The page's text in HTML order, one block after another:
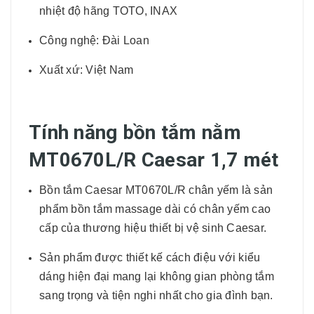
nhiệt độ hãng TOTO, INAX
Công nghệ: Đài Loan
Xuất xứ: Việt Nam
Tính năng bồn tắm nằm
MT0670L/R Caesar 1,7 mét
Bồn tắm Caesar MT0670L/R chân yếm là sản
phẩm bồn tắm massage dài có chân yếm cao
cấp của thương hiệu thiết bị vệ sinh Caesar.
Sản phẩm được thiết kế cách điệu với kiểu
dáng hiện đại mang lại không gian phòng tắm
sang trọng và tiện nghi nhất cho gia đình bạn.